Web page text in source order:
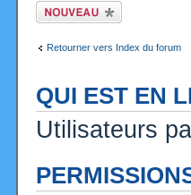
Ecrire un nouveau
sujet
Retourner vers Index du forum
QUI EST EN
Utilisateurs